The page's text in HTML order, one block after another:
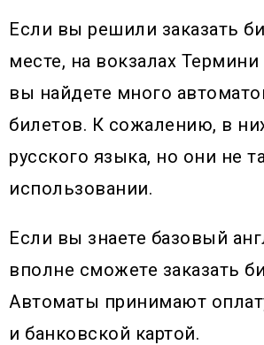
Если вы решили заказать
месте, на вокзалах Термини
вы найдете много
билетов. К сожалению, в
русского языка, но они не
использовании.
Если вы знаете базовый
вполне сможете заказать
Автоматы принимают
и банковской картой.